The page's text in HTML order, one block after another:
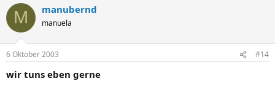
M manubernd
manuela
6 Oktober 2003 #14
wir tuns eben gerne